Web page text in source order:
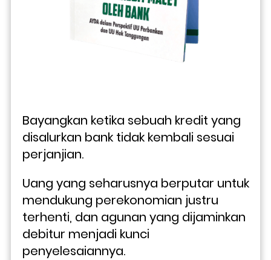
Bayangkan ketika sebuah kredit yang
disalurkan bank tidak kembali sesuai
perjanjian.
Uang yang seharusnya berputar untuk
mendukung perekonomian justru
terhenti, dan agunan yang dijaminkan
debitur menjadi kunci
penyelesaiannya.